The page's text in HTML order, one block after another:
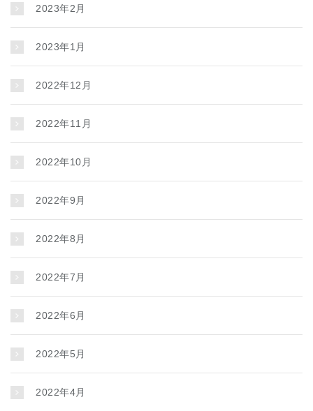
2023年2月
2023年1月
2022年12月
2022年11月
2022年10月
2022年9月
2022年8月
2022年7月
2022年6月
2022年5月
2022年4月